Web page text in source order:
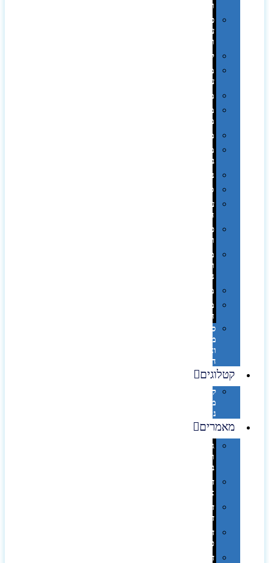
ומארזים
כלי
עבודה
ופנסים
למטבח
מוצרי
עור
מחברות
מחזיקי
מפתחות
משחקים
מתנה
בפחית
נסיעות
ספורט
על
השולחן…
פינוק
וספא
מזוודות
ותיקי
נסיעות
מטריות
מוצרי
חוף
סביבת
מחשב
וציוד
היקפי
קטלוגים
קטלוג
מוצרי
נייר
מאמרים
גימורים
והשבחות
בדפוס
דפוס
אופסט
דפוס
דיגיטלי
דפוס
טמפון
דפוס